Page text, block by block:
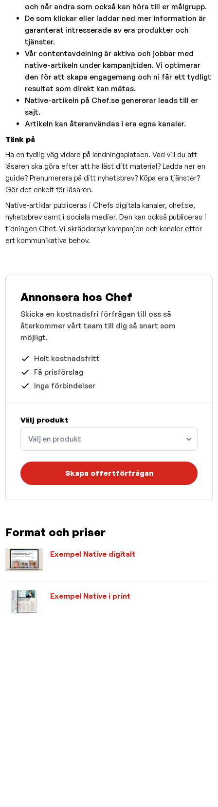
och når andra som också kan höra till er målgrupp.
De som klickar eller laddar ned mer information är
garanterat intresserade av era produkter och
tjänster.
Vår contentavdelning är aktiva och jobbar med
native-artikeln under kampanjtiden. Vi optimerar
den för att skapa engagemang och ni får ett tydligt
resultat som direkt kan mätas.
Native-artikeln på Chef.se genererar leads till er
sajt.
Artikeln kan återanvändas i era egna kanaler.
Tänk på
Ha en tydlig väg vidare på landningsplatsen. Vad vill du att
läsaren ska göra efter att ha läst ditt material? Ladda ner en
guide? Prenumerera på ditt nyhetsbrev? Köpa era tjänster?
Gör det enkelt för läsaren.
Native-artiklar publiceras i Chefs digitala kanaler, chef.se,
nyhetsbrev samt i sociala medier. Den kan också publiceras i
tidningen Chef. Vi skräddarsyr kampanjen och kanaler efter
ert kommunikativa behov.
Format och priser
Exempel Native digitalt
Exempel Native i print
Annonsera hos Chef
Skicka en kostnadsfri förfrågan till oss så
återkommer vårt team till dig så snart som
möjligt.
Helt kostnadsfritt
Få prisförslag
Inga förbindelser
Välj produkt
Välj en produkt
Skapa offertförfrågan